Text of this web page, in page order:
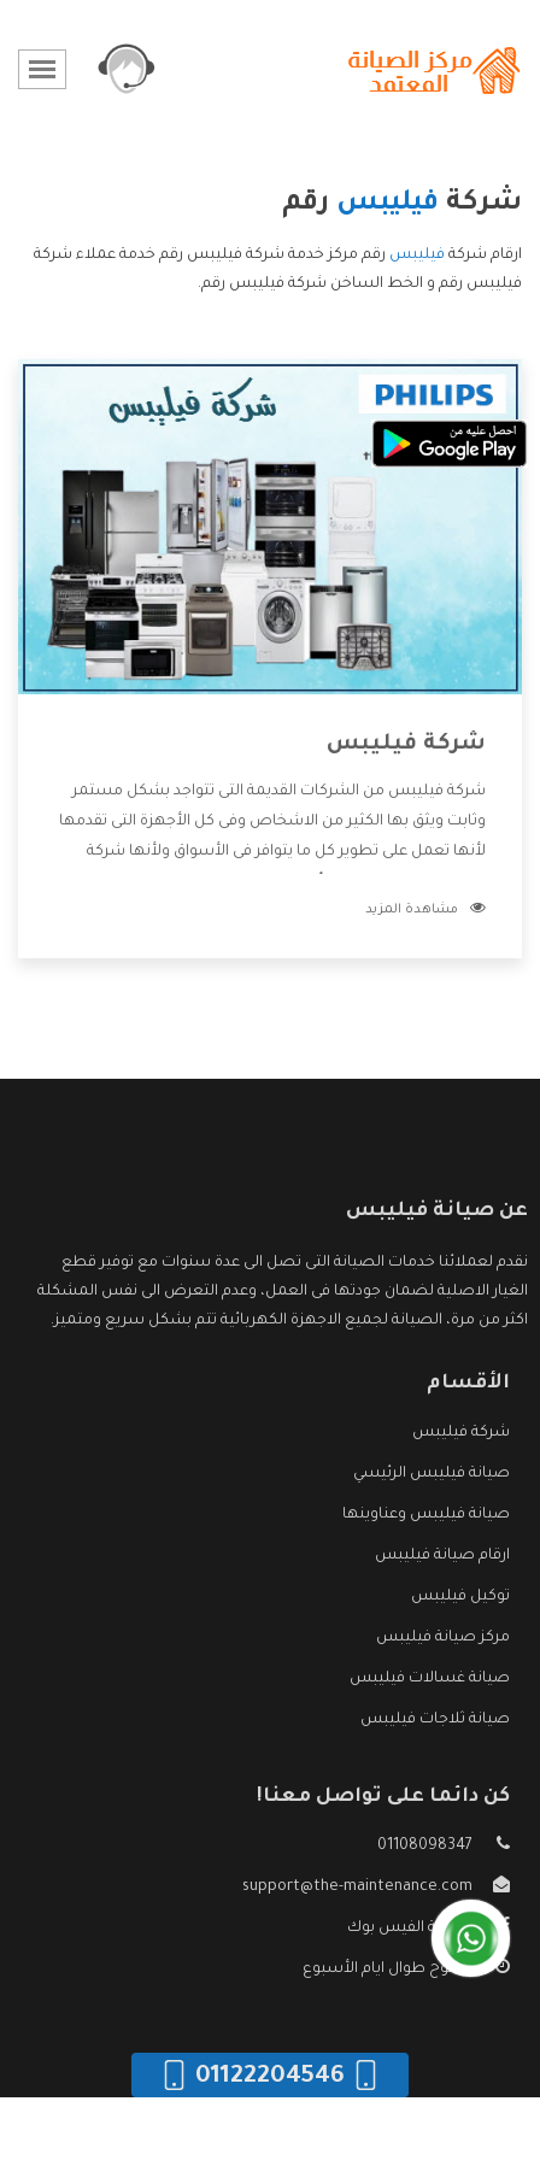
شركة فيليبس رقم
ارقام شركة فيليبس رقم مركز خدمة شركة فيليبس رقم خدمة عملاء شركة
فيليبس رقم و الخط الساخن شركة فيليبس رقم.
شركة فيليبس
شركة فيليبس من الشركات القديمة التى تتواجد بشكل مستمر
وثابت ويثق بها الكثير من الاشخاص وفى كل الأجهزة التى تقدمها
لأنها تعمل على تطوير كل ما يتوافر فى الأسواق ولأنها شركة
وتقدم للعملاء أقوى العروض والخصومات التى تسهل على
مشاهدة المزيد
عن صيانة فيليبس
نقدم لعملائنا خدمات الصيانة التى تصل الى عدة سنوات مع توفير قطع
الغيار الاصلية لضمان جودتها فى العمل، وعدم التعرض الى نفس المشكلة
اكثر من مرة، الصيانة لجميع الاجهزة الكهربائية تتم بشكل سريع ومتميز.
الأقسام
شركة فيليبس
صيانة فيليبس الرئيسي
صيانة فيليبس وعناوينها
ارقام صيانة فيليبس
توكيل فيليبس
مركز صيانة فيليبس
صيانة غسالات فيليبس
صيانة ثلاجات فيليبس
كن دائما على تواصل معنا!
01108098347
support@the-maintenance.com
صفحة الفيس بوك
مفتوح طوال ايام الأسبوع
01122204546